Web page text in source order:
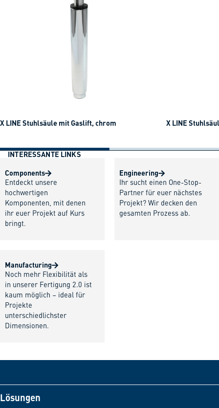
X LINE Stuhlsäule mit Gaslift, chrom X LINE
INTERESSANTE LINKS
Components
Entdeckt unsere
hochwertigen
Komponenten, mit denen
ihr euer Projekt auf Kurs
bringt.
Engineering
Ihr sucht einen One-Stop-
Partner für euer nächstes
Projekt? Wir decken den
gesamten Prozess ab.
Manufacturing
Noch mehr Flexibilität als
in unserer Fertigung 2.0 ist
kaum möglich – ideal für
Projekte
unterschiedlichster
Dimensionen.
Lösungen